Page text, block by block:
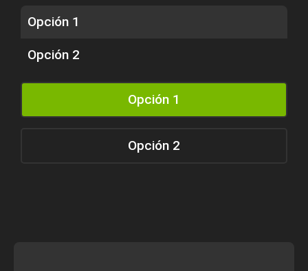
Opción 1
Opción 2
Opción 1
Opción 2